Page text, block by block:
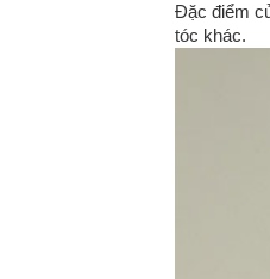
Đặc điểm
tóc khác.